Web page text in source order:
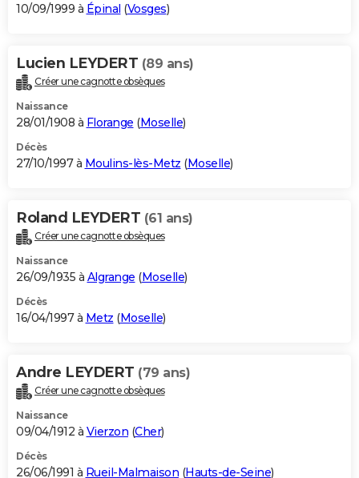
10/09/1999 à Épinal (Vosges)
Lucien LEYDERT (89 ans)
Créer une cagnotte obsèques
Naissance
28/01/1908 à Florange (Moselle)
Décès
27/10/1997 à Moulins-lès-Metz (Moselle)
Roland LEYDERT (61 ans)
Créer une cagnotte obsèques
Naissance
26/09/1935 à Algrange (Moselle)
Décès
16/04/1997 à Metz (Moselle)
Andre LEYDERT (79 ans)
Créer une cagnotte obsèques
Naissance
09/04/1912 à Vierzon (Cher)
Décès
26/06/1991 à Rueil-Malmaison (Hauts-de-Seine)